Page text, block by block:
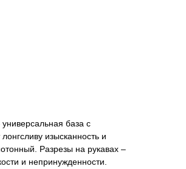
база с
изысканность и
Разрезы на рукавах –
и непринужденности.